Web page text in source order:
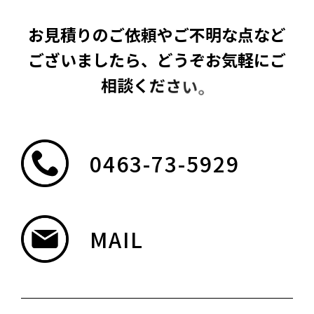
お見積りのご依頼やご不明な点など
ございましたら、 どうぞお気軽にご
相談く ださい。
0463-73-5929
MAIL